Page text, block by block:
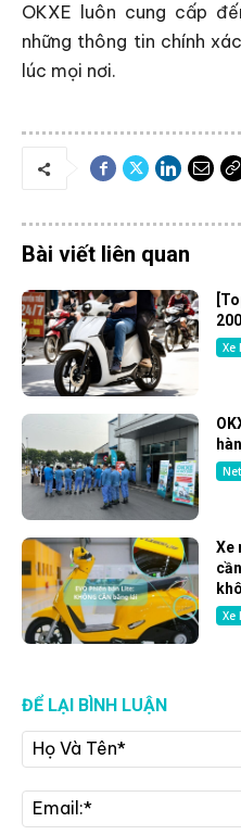
OKXE luôn cung cấp
những thông tin chính
lúc mọi nơi.
Bài viết liên quan
Xe
Xe
Xe
ĐỂ LẠI BÌNH LUẬN